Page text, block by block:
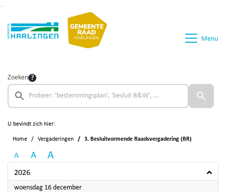
Menu
Zoeken
U bevindt zich hier:
Home Vergaderingen 3. Besluitvormende Raadsvergadering (BR)
A A A
2026
woensdag 16 december2026